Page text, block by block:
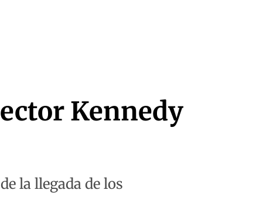
Kennedy
la llegada de los